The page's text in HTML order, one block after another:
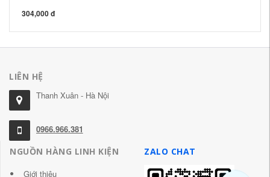
304,000 đ
LIÊN HỆ
Thanh Xuân - Hà Nội
0966.966.381
NGUỒN HÀNG LINH KIỆN
Giới thiệu
ZALO CHAT